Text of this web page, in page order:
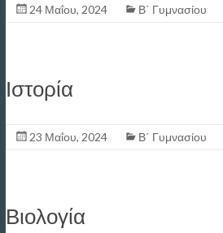
24 Μαΐου, 2024 Β΄ Γυμνασίου
Ιστορία
23 Μαΐου, 2024 Β΄ Γυμνασίου
Βιολογία